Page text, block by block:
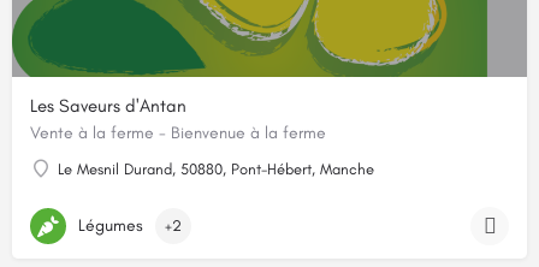
Les Saveurs d'Antan
Vente à la ferme - Bienvenue à la ferme
Le Mesnil Durand, 50880, Pont-Hébert, Manche
Légumes +2